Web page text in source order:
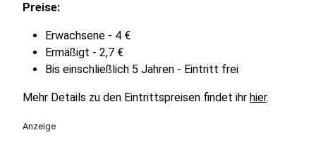
Preise:
Erwachsene - 4 €
Ermäßigt - 2,7 €
Bis einschließlich 5 Jahren - Eintritt frei
Mehr Details zu den Eintrittspreisen findet ihr hier.
Anzeige